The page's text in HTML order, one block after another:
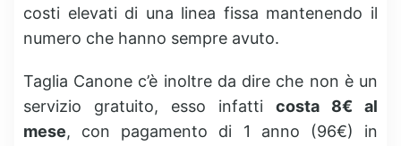
costi elevati di una linea fissa mantenendo il
numero che hanno sempre avuto.
Taglia Canone c’è inoltre da dire che non è un
servizio gratuito, esso infatti costa 8€ al
mese, con pagamento di 1 anno (96€) in